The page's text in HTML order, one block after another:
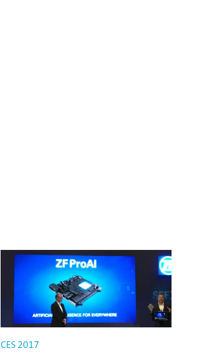
CES 2017